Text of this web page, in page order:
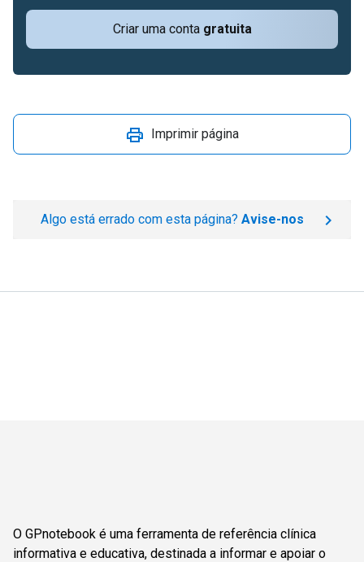
Criar uma conta gratuita
Imprimir página
Algo está errado com esta página? Avise-nos
O GPnotebook é uma ferramenta de referência clínica
informativa e educativa, destinada a informar e apoiar o